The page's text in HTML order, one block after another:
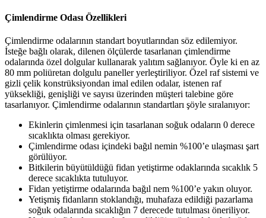
Çimlendirme Odası Özellikleri
Çimlendirme odalarının standart boyutlarından söz edilemiyor.
İsteğe bağlı olarak, dilenen ölçülerde tasarlanan çimlendirme
odalarında özel dolgular kullanarak yalıtım sağlanıyor. Öyle ki en az
80 mm poliüretan dolgulu paneller yerleştiriliyor. Özel raf sistemi ve
gizli çelik konstrüksiyondan imal edilen odalar, istenen raf
yüksekliği, genişliği ve sayısı üzerinden müşteri talebine göre
tasarlanıyor. Çimlendirme odalarının standartları şöyle sıralanıyor:
Ekinlerin çimlenmesi için tasarlanan soğuk odaların 0 derece
sıcaklıkta olması gerekiyor.
Çimlendirme odası içindeki bağıl nemin %100’e ulaşması şart
görülüyor.
Bitkilerin büyütüldüğü fidan yetiştirme odaklarında sıcaklık 5
derece sıcaklıkta tutuluyor.
Fidan yetiştirme odalarında bağıl nem %100’e yakın oluyor.
Yetişmiş fidanların stoklandığı, muhafaza edildiği pazarlama
soğuk odalarında sıcaklığın 7 derecede tutulması öneriliyor.